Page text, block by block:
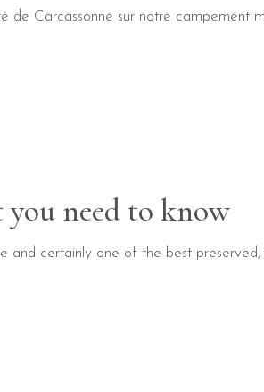
Carcassonne sur notre campement
you need to know
certainly one of the best